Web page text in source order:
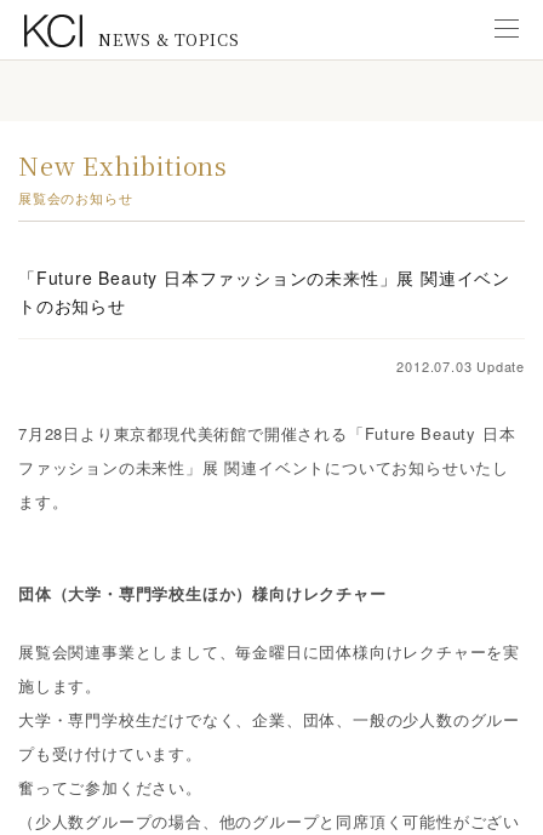
New Exhibitions
展覧会のお知らせ
「Future Beauty 日本ファッションの未来性」展 関連イベン
トのお知らせ
2012.07.03 Update
7月28日より東京都現代美術館で開催される「Future Beauty 日本
ファッションの未来性」展 関連イベントについてお知らせいたし
ます。
団体（大学・専門学校生ほか）様向けレクチャー
展覧会関連事業としまして、毎金曜日に団体様向けレクチャーを実
施します。
大学・専門学校生だけでなく、企業、団体、一般の少人数のグルー
プも受け付けています。
奮ってご参加ください。
（少人数グループの場合、他のグループと同席頂く可能性がござい
NEWS & TOPICS
New Exhibitions
KCIギャラリーのお知らせ
New Publications
出版物のご案内
Others
その他